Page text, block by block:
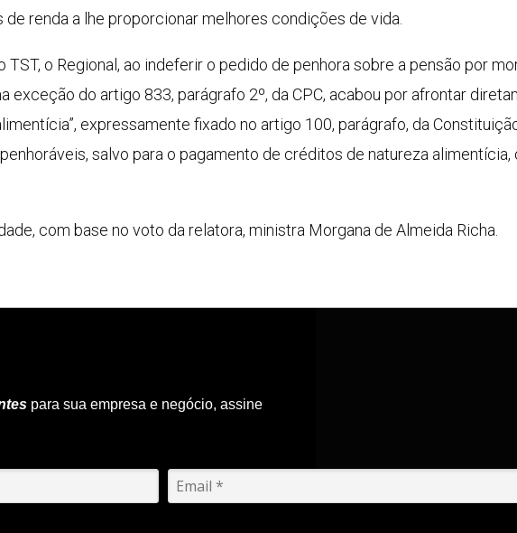
renda a lhe proporcionar melhores condições de vida.
TST, o Regional, ao indeferir o pedido de penhora sobre a pensão por
exceção do artigo 833, parágrafo 2º, da CPC, acabou por afrontar
expressamente fixado no artigo 100, parágrafo, da
salvo para o pagamento de créditos de natureza alimentícia,
com base no voto da relatora, ministra Morgana de Almeida Richa.
para sua empresa e negócio, assine